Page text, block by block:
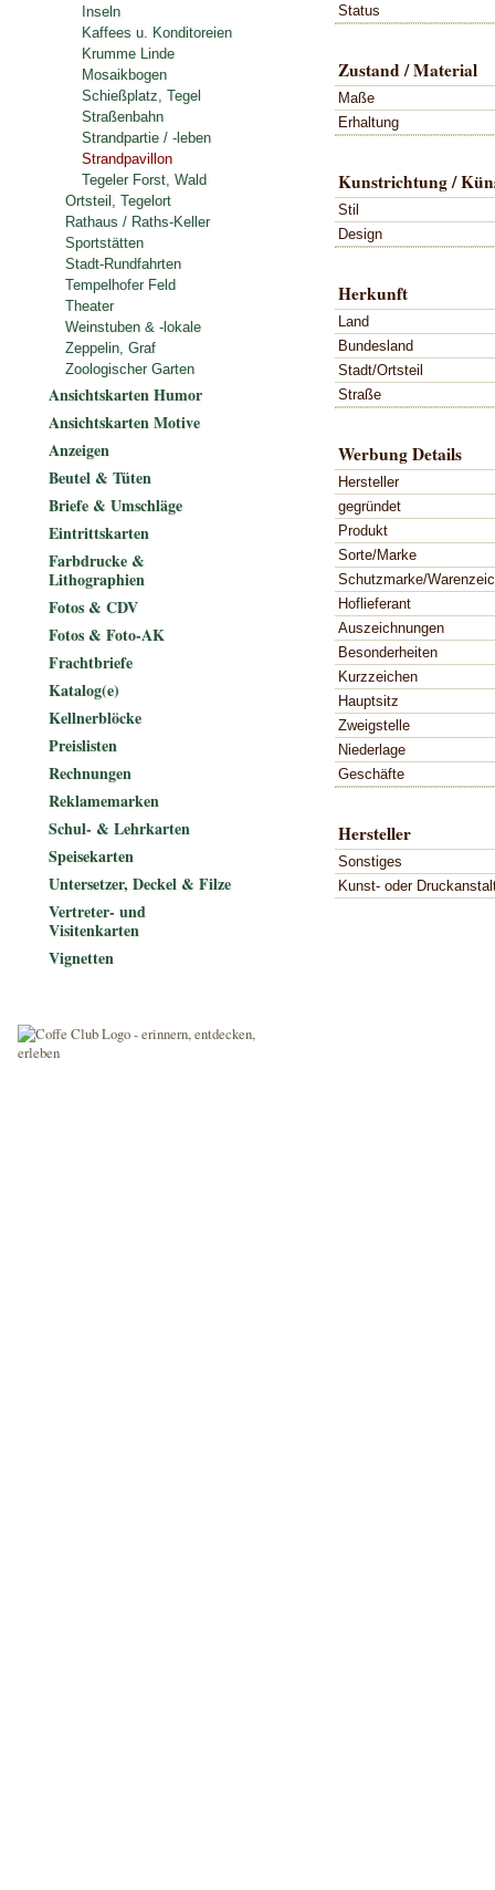
Status
Zustand / Material
Maße
Erhaltung
Kunstrichtung /
Stil
Design
Herkunft
Land
Bundesland
Stadt/Ortsteil
Straße
Werbung Details
Hersteller
gegründet
Produkt
Sorte/Marke
Schutzmarke/
Hoflieferant
Auszeichnungen
Besonderheiten
Kurzzeichen
Hauptsitz
Zweigstelle
Niederlage
Geschäfte
Hersteller
Sonstiges
Kunst- oder
Inseln
Kaffees u. Konditoreien
Krumme Linde
Mosaikbogen
Schießplatz, Tegel
Straßenbahn
Strandpartie / -leben
Strandpavillon
Tegeler Forst, Wald
Ortsteil, Tegelort
Rathaus / Raths-Keller
Sportstätten
Stadt-Rundfahrten
Tempelhofer Feld
Theater
Weinstuben & -lokale
Zeppelin, Graf
Zoologischer Garten
Ansichtskarten Humor
Ansichtskarten Motive
Anzeigen
Beutel & Tüten
Briefe & Umschläge
Eintrittskarten
Farbdrucke &
Lithographien
Fotos & CDV
Fotos & Foto-AK
Frachtbriefe
Katalog(e)
Kellnerblöcke
Preislisten
Rechnungen
Reklamemarken
Schul- & Lehrkarten
Speisekarten
Untersetzer, Deckel & Filze
Vertreter- und
Visitenkarten
Vignetten